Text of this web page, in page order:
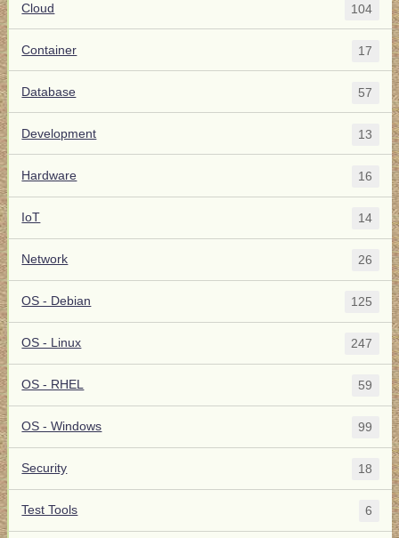
Cloud 104
Container 17
Database 57
Development 13
Hardware 16
IoT 14
Network 26
OS - Debian 125
OS - Linux 247
OS - RHEL 59
OS - Windows 99
Security 18
Test Tools 6